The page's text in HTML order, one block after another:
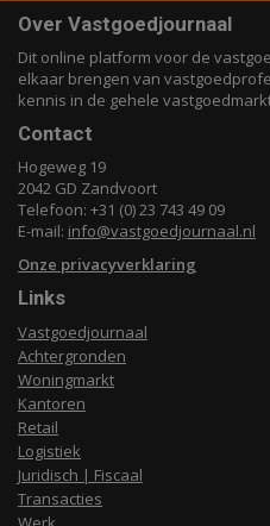
Over Vastgoedjournaal
Dit online platform voor de
elkaar brengen van
kennis in de gehele
Contact
Hogeweg 19
2042 GD Zandvoort
Telefoon: +31 (0) 23 743 49 09
E-mail: info@vastgoedjournaal.nl
Onze privacyverklaring
Links
Vastgoedjournaal
Achtergronden
Woningmarkt
Kantoren
Retail
Logistiek
Juridisch | Fiscaal
Transacties